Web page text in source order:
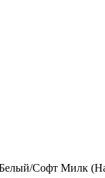
Софт Милк